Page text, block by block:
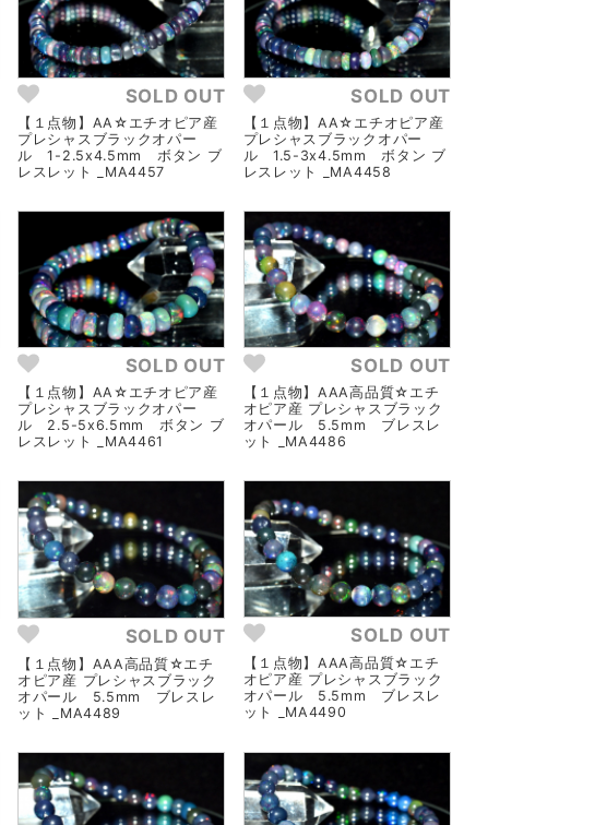
SOLD OUT
【１点物】AA☆エチオピア産
プレシャスブラックオパー
ル 1-2.5x4.5mm ボタン ブ
レスレット _MA4457
SOLD OUT
【１点物】AA☆エチオピア産
プレシャスブラックオパー
ル 1.5-3x4.5mm ボタン ブ
レスレット _MA4458
SOLD OUT
【１点物】AA☆エチオピア産
プレシャスブラックオパー
ル 2.5-5x6.5mm ボタン ブ
レスレット _MA4461
SOLD OUT
【１点物】AAA高品質☆エチ
オピア産 プレシャスブラック
オパール 5.5mm ブレスレ
ット _MA4486
SOLD OUT
【１点物】AAA高品質☆エチ
オピア産 プレシャスブラック
オパール 5.5mm ブレスレ
ット _MA4489
SOLD OUT
【１点物】AAA高品質☆エチ
オピア産 プレシャスブラック
オパール 5.5mm ブレスレ
ット _MA4490